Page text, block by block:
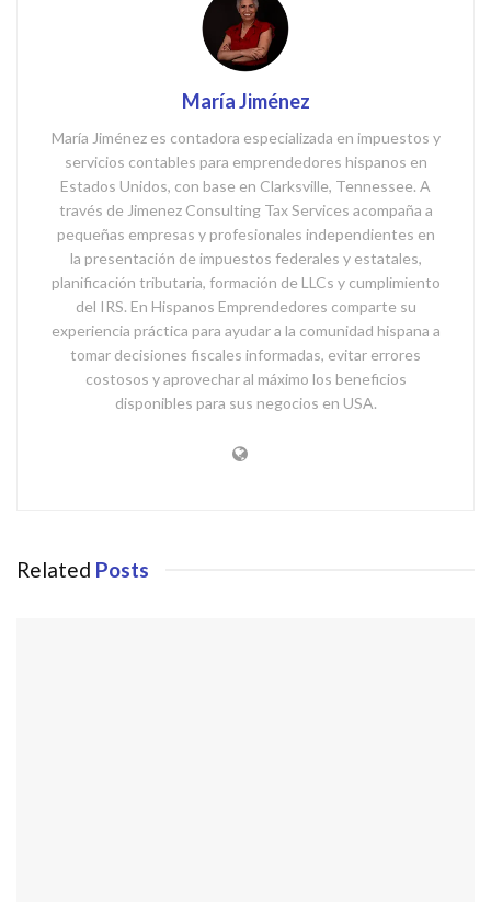
María Jiménez
María Jiménez es contadora especializada en impuestos y
servicios contables para emprendedores hispanos en
Estados Unidos, con base en Clarksville, Tennessee. A
través de Jimenez Consulting Tax Services acompaña a
pequeñas empresas y profesionales independientes en
la presentación de impuestos federales y estatales,
planificación tributaria, formación de LLCs y cumplimiento
del IRS. En Hispanos Emprendedores comparte su
experiencia práctica para ayudar a la comunidad hispana a
tomar decisiones fiscales informadas, evitar errores
costosos y aprovechar al máximo los beneficios
disponibles para sus negocios en USA.
Related Posts